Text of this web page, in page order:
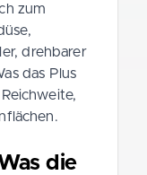
zum
drehbarer
das Plus
die